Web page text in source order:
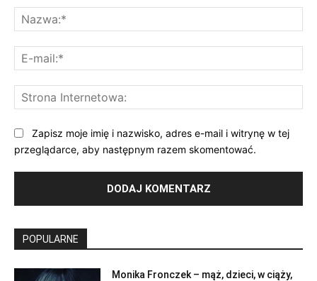
Zapisz moje imię i nazwisko, adres e-mail i witrynę w tej
przeglądarce, aby następnym razem skomentować.
POPULARNE
Monika Fronczek – mąż, dzieci, w ciąży,